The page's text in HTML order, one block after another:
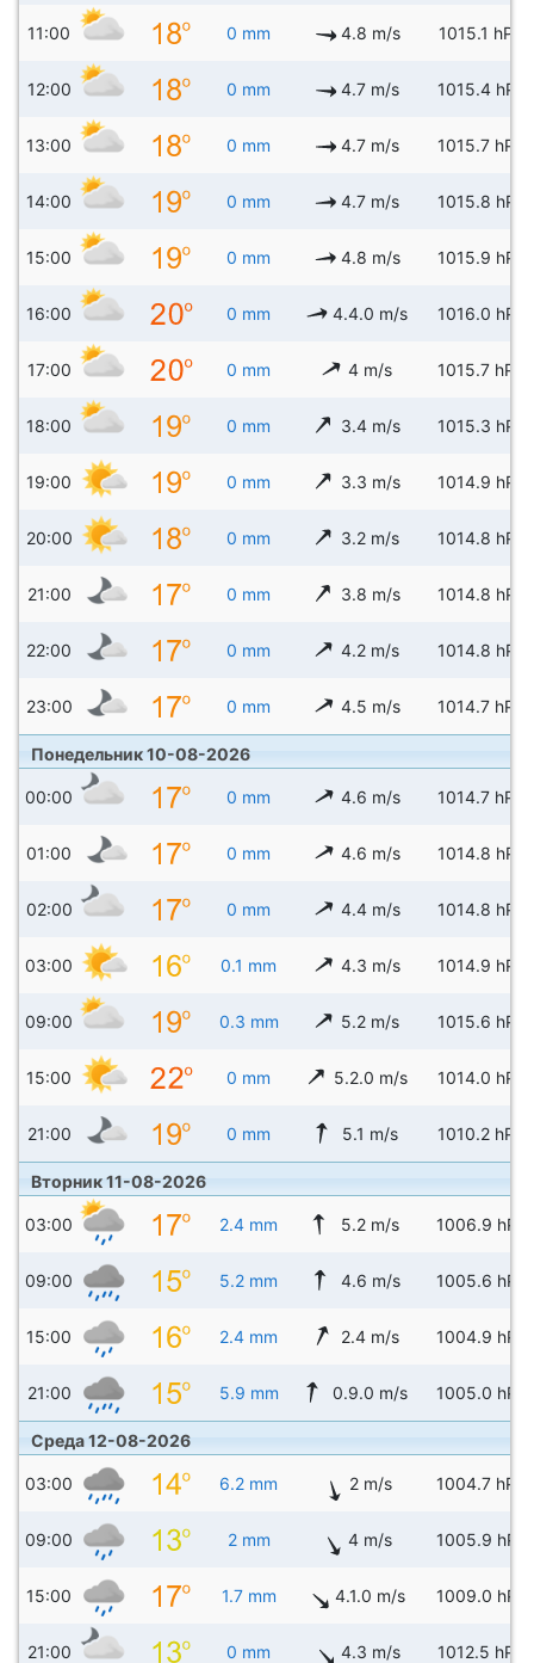
11:00 0 mm 4.8 m/s 1015.1 hPa
12:00 0 mm 4.7 m/s 1015.4 hPa
13:00 0 mm 4.7 m/s 1015.7 hPa
14:00 0 mm 4.7 m/s 1015.8 hPa
15:00 0 mm 4.8 m/s 1015.9 hPa
16:00 0 mm 4.4.0 m/s 1016.0 hPa
17:00 0 mm 4 m/s 1015.7 hPa
18:00 0 mm 3.4 m/s 1015.3 hPa
19:00 0 mm 3.3 m/s 1014.9 hPa
20:00 0 mm 3.2 m/s 1014.8 hPa
21:00 0 mm 3.8 m/s 1014.8 hPa
22:00 0 mm 4.2 m/s 1014.8 hPa
23:00 0 mm 4.5 m/s 1014.7 hPa
Понедельник 10-08-2026
00:00 0 mm 4.6 m/s 1014.7 hPa
01:00 0 mm 4.6 m/s 1014.8 hPa
02:00 0 mm 4.4 m/s 1014.8 hPa
03:00 0.1 mm 4.3 m/s 1014.9 hPa
09:00 0.3 mm 5.2 m/s 1015.6 hPa
15:00 0 mm 5.2.0 m/s 1014.0 hPa
21:00 0 mm 5.1 m/s 1010.2 hPa
Вторник 11-08-2026
03:00 2.4 mm 5.2 m/s 1006.9 hPa
09:00 5.2 mm 4.6 m/s 1005.6 hPa
15:00 2.4 mm 2.4 m/s 1004.9 hPa
21:00 5.9 mm 0.9.0 m/s 1005.0 hPa
Среда 12-08-2026
03:00 6.2 mm 2 m/s 1004.7 hPa
09:00 2 mm 4 m/s 1005.9 hPa
15:00 1.7 mm 4.1.0 m/s 1009.0 hPa
21:00 0 mm 4.3 m/s 1012.5 hPa